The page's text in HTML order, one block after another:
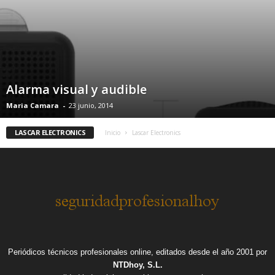
Alarma visual y audible
Maria Camara - 23 junio, 2014
LASCAR ELECTRONICS Inicio Lascar Electronics
Periódicos técnicos profesionales online, editados desde el año 2001 por
NTDhoy, S.L.